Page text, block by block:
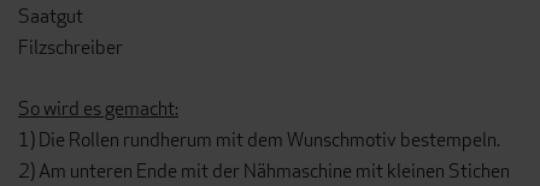
Saatgut
Filzschreiber
So wird es gemacht:
1) Die Rollen rundherum mit dem Wunschmotiv bestempeln.
2) Am unteren Ende mit der Nähmaschine mit kleinen Stichen